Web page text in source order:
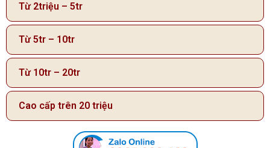
Từ 2triệu – 5tr
Từ 5tr – 10tr
Từ 10tr – 20tr
Cao cấp trên 20 triệu